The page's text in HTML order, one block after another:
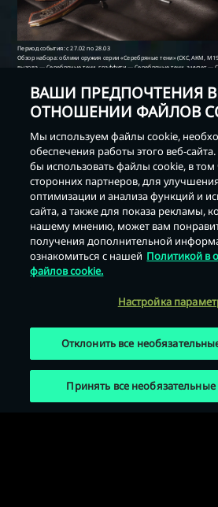
ВАШИ ПРЕДПОЧТЕНИЯ В
ОТНОШЕНИИ ФАЙЛОВ
Мы используем файлы cookie,
обеспечения работы этого веб-
бы использовать файлы cookie, в том
сторонних партнеров, для
оптимизации и анализа функций и
сайта, а также для показа рекламы,
нашему мнению, может вам
получения дополнительной
ознакомиться с нашей Политикой в
файлов cookie.
Настройка
Отклонить все
Принять все